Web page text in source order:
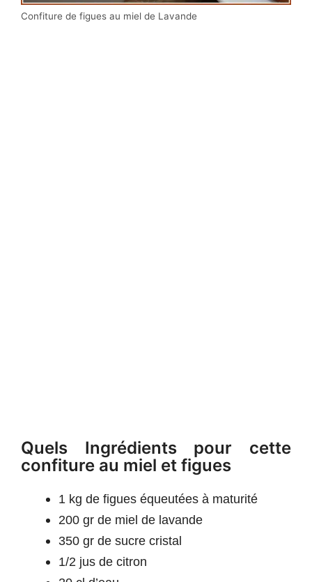
Confiture de figues au miel de Lavande
Quels Ingrédients pour cette
confiture au miel et figues
1 kg de figues équeutées à maturité
200 gr de miel de lavande
350 gr de sucre cristal
1/2 jus de citron